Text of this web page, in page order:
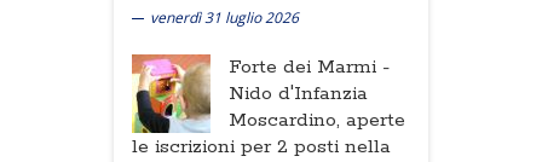
venerdì 31 luglio 2026
Forte dei Marmi -
Nido d'Infanzia
Moscardino, aperte
le iscrizioni per 2 posti nella